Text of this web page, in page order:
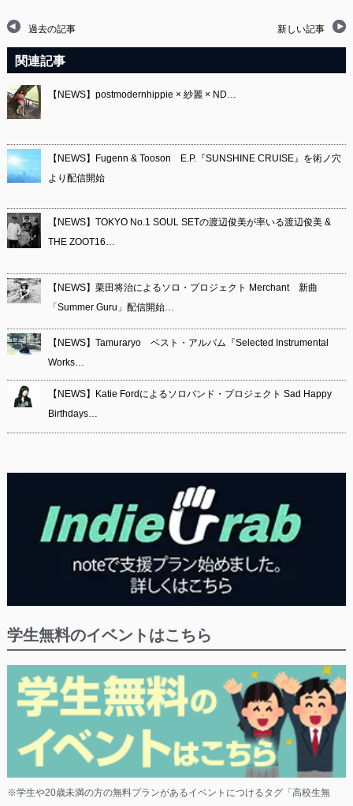
過去の記事 新しい記事
関連記事
【NEWS】postmodernhippie × 紗麗 × ND…
【NEWS】Fugenn & Tooson E.P.『SUNSHINE CRUISE』を術ノ穴
より配信開始
【NEWS】TOKYO No.1 SOUL SETの渡辺俊美が率いる渡辺俊美 &
THE ZOOT16…
【NEWS】栗田将治によるソロ・プロジェクト Merchant 新曲
「Summer Guru」配信開始…
【NEWS】Tamuraryo ベスト・アルバム『Selected Instrumental
Works…
【NEWS】Katie Fordによるソロバンド・プロジェクト Sad Happy
Birthdays…
学生無料のイベントはこちら
※学生や20歳未満の方の無料プランがあるイベントにつけるタグ「高校生無